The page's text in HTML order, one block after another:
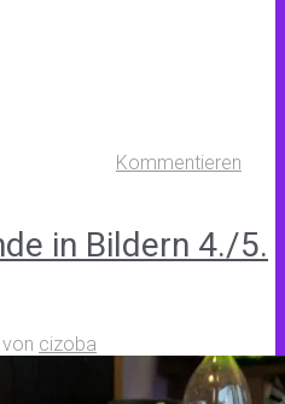
Kommentieren
in Bildern 4./5.
cizoba